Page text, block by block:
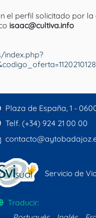
el perfil solicitado por
isaac@cultiva.info
index.php?
Plaza de España, 1 -
Telf. (+34) 924 21 00 00
Servicio de
Traducir: